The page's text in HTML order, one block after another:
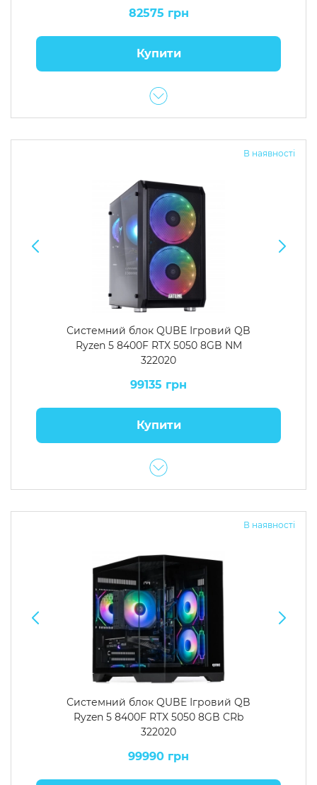
82575 грн
Купити
В наявності
Системний блок QUBE Ігровий QB
Ryzen 5 8400F RTX 5050 8GB NM
322020
99135 грн
Купити
В наявності
Системний блок QUBE Ігровий QB
Ryzen 5 8400F RTX 5050 8GB CRb
322020
99990 грн